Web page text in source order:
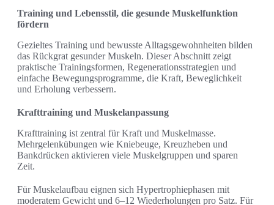
Training und Lebensstil, die gesunde Muskelfunktion
fördern
Gezieltes Training und bewusste Alltagsgewohnheiten bilden
das Rückgrat gesunder Muskeln. Dieser Abschnitt zeigt
praktische Trainingsformen, Regenerationsstrategien und
einfache Bewegungsprogramme, die Kraft, Beweglichkeit
und Erholung verbessern.
Krafttraining und Muskelanpassung
Krafttraining ist zentral für Kraft und Muskelmasse.
Mehrgelenkübungen wie Kniebeuge, Kreuzheben und
Bankdrücken aktivieren viele Muskelgruppen und sparen
Zeit.
Für Muskelaufbau eignen sich Hypertrophiephasen mit
moderatem Gewicht und 6–12 Wiederholungen pro Satz. Für